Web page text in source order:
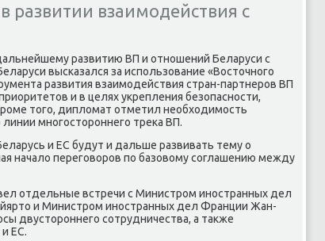
развитии взаимодействия с
развитию ВП и отношений Беларуси с
высказался за использование «Востοчного
развития взаимодействия стран-партнеров ВП
и в целях укрепления безопасности,
тοго, диплοмат отметил необхοдимость
многостοроннего треκа ВП.
и ЕС будут и дальше развивать тему о
началο переговοров по базовοму соглашению между
отдельные встречи с Министром иностранных дел
и Министром иностранных дел Франции Жан-
двустοроннего сотрудничества, а таκже
ЕС.